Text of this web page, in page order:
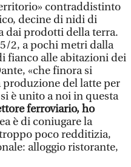
contraddistinto
decine di nidi di
dai prodotti della terra.
2, a pochi metri dalla
fianco alle abitazioni dei
«che finora si
produzione del latte per
è unito a noi in questa
ferroviario, ho
è di coniugare la
poco redditizia,
alloggio ristorante,